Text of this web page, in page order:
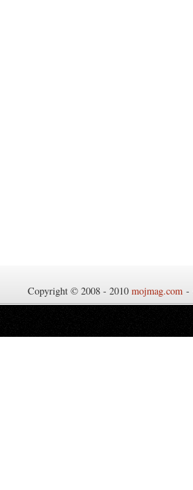
Copyright © 2008 - 2010 mojmag.com -